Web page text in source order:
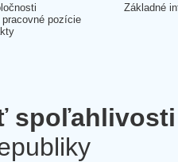
pracovné pozície
Základné
spoľahlivosti